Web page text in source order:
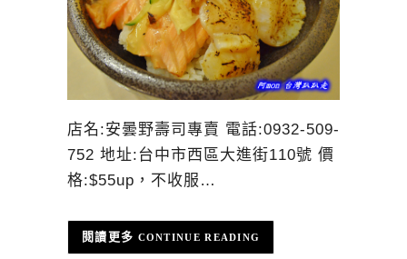
店名:安曇野壽司專賣 電話:0932-509-
752 地址:台中市西區大進街110號 價
格:$55up，不收服…
CONTINUE READING